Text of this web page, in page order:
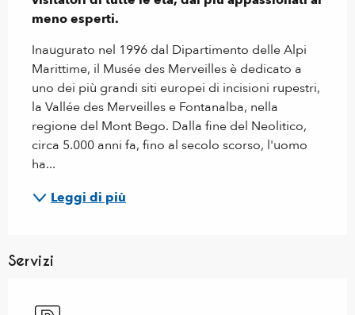
meno esperti.
Inaugurato nel 1996 dal Dipartimento delle Alpi
Marittime, il Musée des Merveilles è dedicato a
uno dei più grandi siti europei di incisioni rupestri,
la Vallée des Merveilles e Fontanalba, nella
regione del Mont Bego. Dalla fine del Neolitico,
circa 5.000 anni fa, fino al secolo scorso, l'uomo
ha...
Leggi di più
Servizi